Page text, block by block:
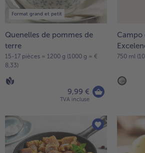
Format grand et petit
Quenelles de pommes de
terre
15-17 pièces = 1200 g (1000 g = €
8,33)
9,99 €
TVA incluse
Campo
750 ml